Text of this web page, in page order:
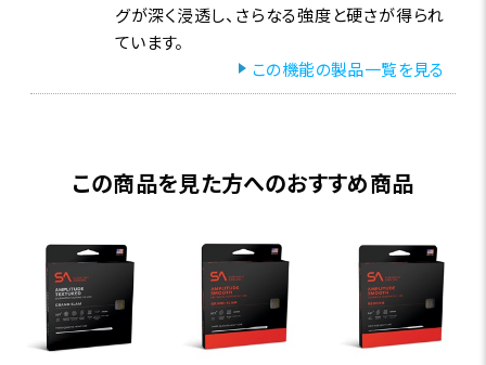
グが深く浸透し、さらなる強度と硬さが得られ
ています。
この機能の製品一覧を見る
この商品を見た方へのおすすめ商品